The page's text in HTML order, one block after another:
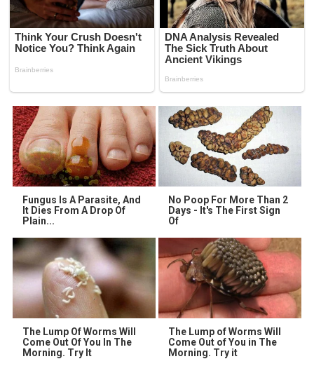
Fungus Is A Parasite, And
It Dies From A Drop Of
Plain...
No Poop For More Than 2
Days - It's The First Sign
Of
The Lump Of Worms Will
Come Out Of You In The
Morning. Try It
The Lump of Worms Will
Come Out of You in The
Morning. Try it